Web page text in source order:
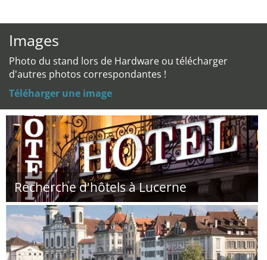
Images
Photo du stand lors de Hardware ou télécharger
d'autres photos correspondantes !
Téléharger une image
Recherche d'hôtels à Lucerne